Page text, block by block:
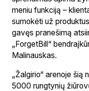
meniu funkciją –
sumokėti už
gavęs pranešimą
„ForgetBill“
Malinauskas.
„Žalgirio“ arenoje šią
5000 rungtynių